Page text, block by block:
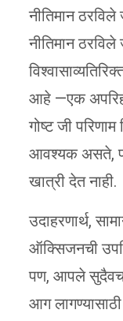
नीतिमान ठरविले
नीतिमान
आहे —एक
गोष्ट जी
आवश्यक असते,
खात्री देत नाही.
उदाहरणार्थ,
ऑक्सिजनची
पण, आपले
आग